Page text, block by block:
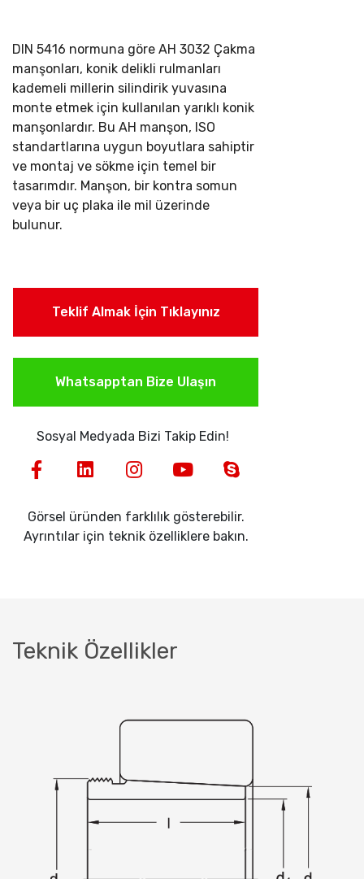
DIN 5416 normuna göre AH 3032 Çakma
manşonları, konik delikli rulmanları
kademeli millerin silindirik yuvasına
monte etmek için kullanılan yarıklı konik
manşonlardır. Bu AH manşon, ISO
standartlarına uygun boyutlara sahiptir
ve montaj ve sökme için temel bir
tasarımdır. Manşon, bir kontra somun
veya bir uç plaka ile mil üzerinde
bulunur.
Teklif Almak İçin Tıklayınız
Whatsapptan Bize Ulaşın
Sosyal Medyada Bizi Takip Edin!
Görsel üründen farklılık gösterebilir.
Ayrıntılar için teknik özelliklere bakın.
Teknik Özellikler